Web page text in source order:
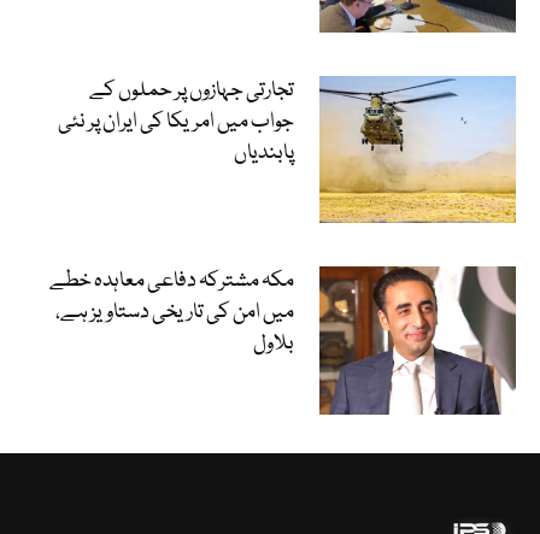
تجارتی جہازوں پر حملوں کے
جواب میں امریکا کی ایران پر نئی
پابندیاں
مکہ مشترکہ دفاعی معاہدہ خطے
میں امن کی تاریخی دستاویز ہے،
بلاول